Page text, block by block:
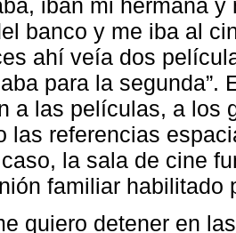
iban mi hermana
banco y me iba al
ahí veía dos
para la segunda”.
a las películas, a los
las referencias
la sala de cine
familiar habilitado
quiero detener en